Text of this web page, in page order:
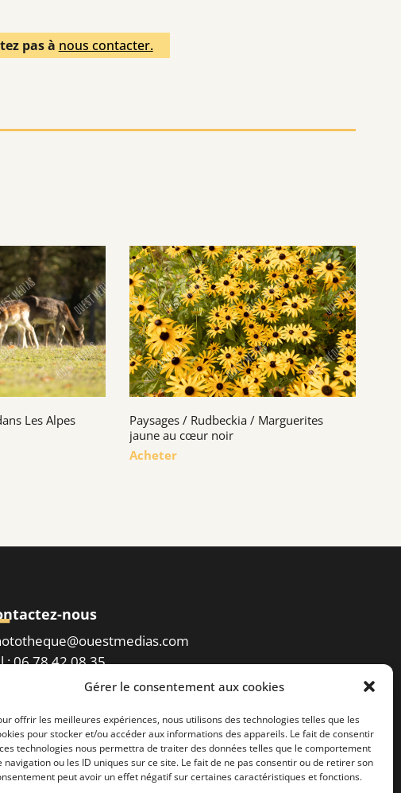
Gérer le consentement aux cookies
offrir les meilleures expériences, nous utilisons des technologies telles que les
pour stocker et/ou accéder aux informations des appareils. Le fait de consentir
technologies nous permettra de traiter des données telles que le comportement
navigation ou les ID uniques sur ce site. Le fait de ne pas consentir ou de retirer son
peut avoir un effet négatif sur certaines caractéristiques et fonctions.
pas à nous contacter.
Les Alpes
Paysages / Rudbeckia / Marguerites
jaune au cœur noir
Acheter
nous
: 06 78 42 08 35